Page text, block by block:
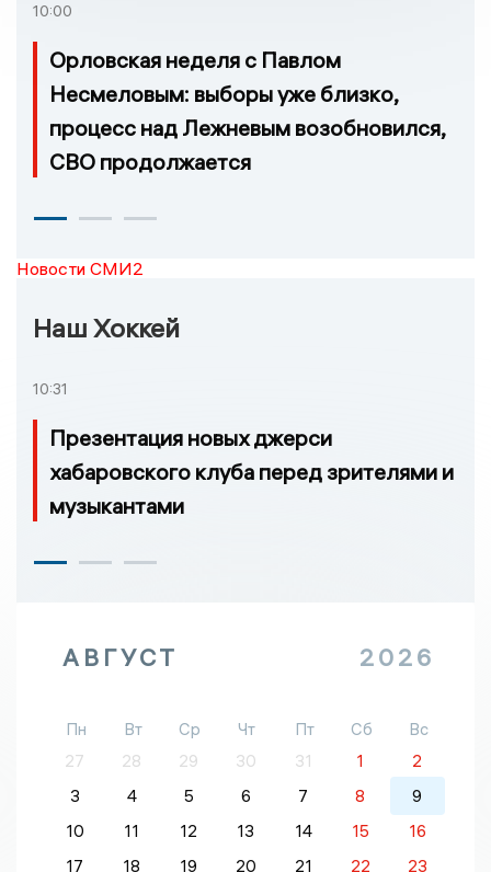
10:00
Орловская неделя с Павлом
Несмеловым: выборы уже близко,
процесс над Лежневым возобновился,
СВО продолжается
Новости СМИ2
Наш Хоккей
10:31
Презентация новых джерси
хабаровского клуба перед зрителями и
музыкантами
АВГУСТ 2026
Пн Вт Ср Чт Пт Сб
Вс
27
28 29 30 31 1
2
3
4 5 6 7 8
9
10
11 12 13 14 15
16
17
18 19 20 21 22
23